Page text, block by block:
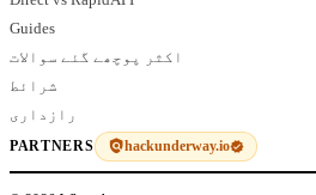
Guides
اکثر پوچھے گئے سوالات
شرائط
رازداری
PARTNERS hackunderway.io